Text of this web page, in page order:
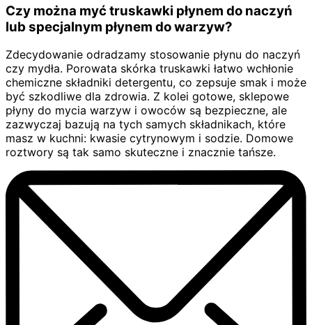
Czy można myć truskawki płynem do naczyń
lub specjalnym płynem do warzyw?
Zdecydowanie odradzamy stosowanie płynu do naczyń
czy mydła. Porowata skórka truskawki łatwo wchłonie
chemiczne składniki detergentu, co zepsuje smak i może
być szkodliwe dla zdrowia. Z kolei gotowe, sklepowe
płyny do mycia warzyw i owoców są bezpieczne, ale
zazwyczaj bazują na tych samych składnikach, które
masz w kuchni: kwasie cytrynowym i sodzie. Domowe
roztwory są tak samo skuteczne i znacznie tańsze.